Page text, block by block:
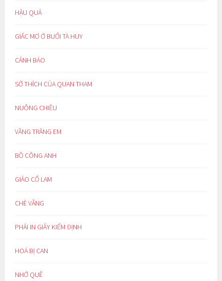
HẬU QUẢ
GIẤC MƠ Ở BUỔI TÀ HUY
CẢNH BÁO
SỞ THÍCH CỦA QUAN THAM
NUÔNG CHIỀU
VẦNG TRĂNG EM
BỒ CÔNG ANH
GIẢO CỔ LAM
CHÈ VẰNG
PHẢI IN GIẤY KIỂM ĐỊNH
HOÁ BỊ CAN
NHỚ QUÊ